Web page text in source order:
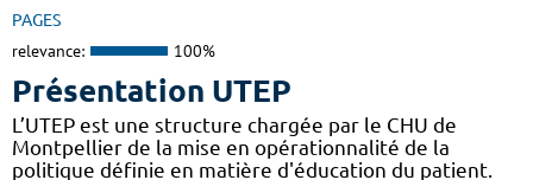
PAGES
relevance: 100%
Présentation UTEP
L’UTEP est une structure chargée par le CHU de
Montpellier de la mise en opérationnalité de la
politique définie en matière d'éducation du patient.